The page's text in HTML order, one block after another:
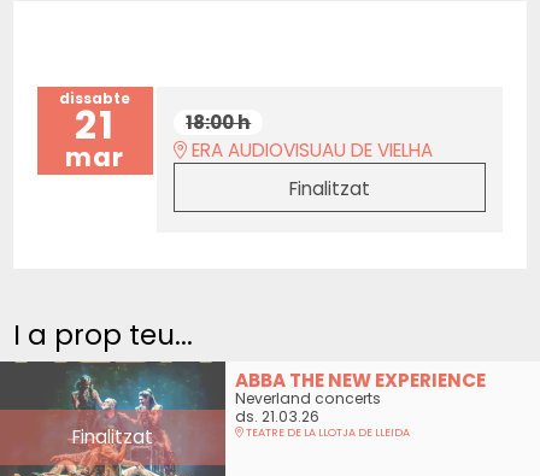
dissabte
21
mar
18:00 h
ERA AUDIOVISUAU DE VIELHA
Finalitzat
I a prop teu...
Finalitzat
ABBA THE NEW EXPERIENCE
Neverland concerts
ds. 21.03.26
TEATRE DE LA LLOTJA DE LLEIDA